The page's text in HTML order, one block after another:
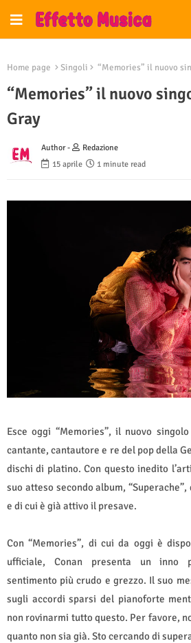
Home page Singoli “Memories” il nuovo
“Memories” il nuovo
Gray
Author -
Redazione
15 aprile
1 minute read
Esce oggi “Memories”, il nuovo
cantante, cantautore e re del pop della
dischi di platino. Con questo inedito
suo atteso secondo album,
e di cui è già attivo il presave.
Con “Memories”, di cui da oggi è
ufficiale, Conan presenta un inno
sentimento più crudo e grezzo. Il suo
sugli accordi sparsi del pianoforte
non rovinarmi tutto questo. Per favore,
quanto non sia già. Sto cercando di